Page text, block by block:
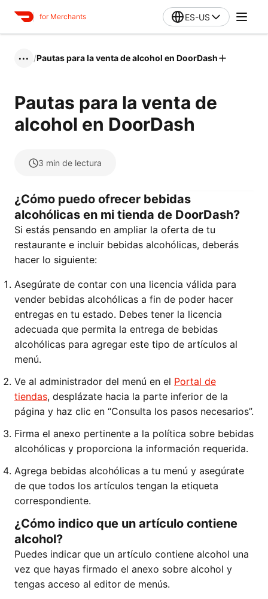
for Merchants ES-US
••• /Pautas para la venta de alcohol en DoorDash
Pautas para la venta de
alcohol en DoorDash
3 min de lectura
¿Cómo puedo ofrecer bebidas
alcohólicas en mi tienda de DoorDash?
Si estás pensando en ampliar la oferta de tu
restaurante e incluir bebidas alcohólicas, deberás
hacer lo siguiente:
Asegúrate de contar con una licencia válida para
vender bebidas alcohólicas a fin de poder hacer
entregas en tu estado. Debes tener la licencia
adecuada que permita la entrega de bebidas
alcohólicas para agregar este tipo de artículos al
menú.
Ve al administrador del menú en el Portal de
tiendas, desplázate hacia la parte inferior de la
página y haz clic en “Consulta los pasos necesarios”.
Firma el anexo pertinente a la política sobre bebidas
alcohólicas y proporciona la información requerida.
Agrega bebidas alcohólicas a tu menú y asegúrate
de que todos los artículos tengan la etiqueta
correspondiente.
¿Cómo indico que un artículo contiene
alcohol?
Puedes indicar que un artículo contiene alcohol una
vez que hayas firmado el anexo sobre alcohol y
tengas acceso al editor de menús.